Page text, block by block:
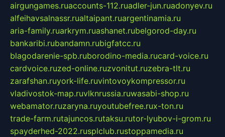
airgungames.ruaccounts-112.ruadler-jun.ruadonyev.ru
alfeihavsalnassr.rualtaipant.ruargentinamia.ru
aria-family.ruarkrym.ruashanet.rubelgorod-day.ru
bankaribi.rubandamn.rubigfatcc.ru
blagodarenie-spb.ruborodino-media.rucard-voice.ru
cardvoice.ruzed-online.ruzvonitut.ruzebra-tlt.ru
zarafshan.ruyork-life.ruvintovoykompressor.ru
vladivostok-map.ruvlknrussia.ruwasabi-shop.ru
webamator.ruzaryna.ruyoutubefree.rux-ton.ru
trade-farm.rutajuncos.rutaksu.rutor-lyubov-i-grom.ru
spayderhed-2022.rusplclub.rustoppamedia.ru